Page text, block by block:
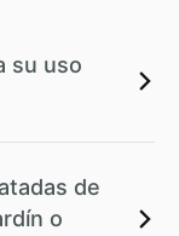
su uso
de
o